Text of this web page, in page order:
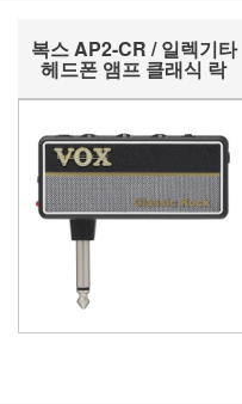
복스 AP2-CR / 일렉기타
헤드폰 앰프 클래식 락